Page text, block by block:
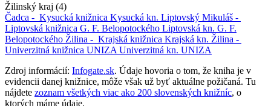
Žilinský kraj (4)
Čadca - Kysucká knižnica Kysucká kn. Liptovský Mikuláš -
Liptovská knižnica G. F. Belopotockého Liptovská kn. G. F.
Belopotockého Žilina - Krajská knižnica Krajská kn. Žilina -
Univerzitná knižnica UNIZA Univerzitná kn. UNIZA
Zdroj informácií: Infogate.sk. Údaje hovoria o tom, že kniha je v
evidencii danej knižnice, môže však už byť aktuálne požičaná. Tu
nájdete zoznam všetkých viac ako 200 slovenských knižníc, o
ktorých máme údaje.